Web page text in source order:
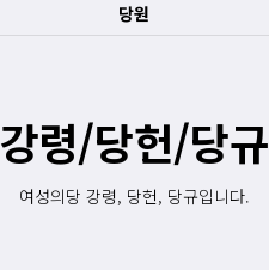
당원
강령/당헌/당규
여성의당 강령, 당헌, 당규입니다.